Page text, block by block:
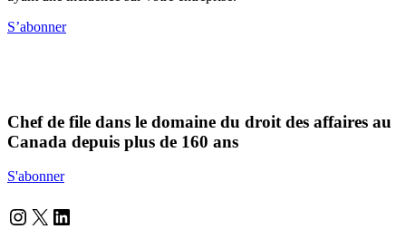
S’abonner
Chef de file dans le domaine du droit des affaires au
Canada depuis plus de 160 ans
S'abonner
Instagram
Twitter
LinkedIn